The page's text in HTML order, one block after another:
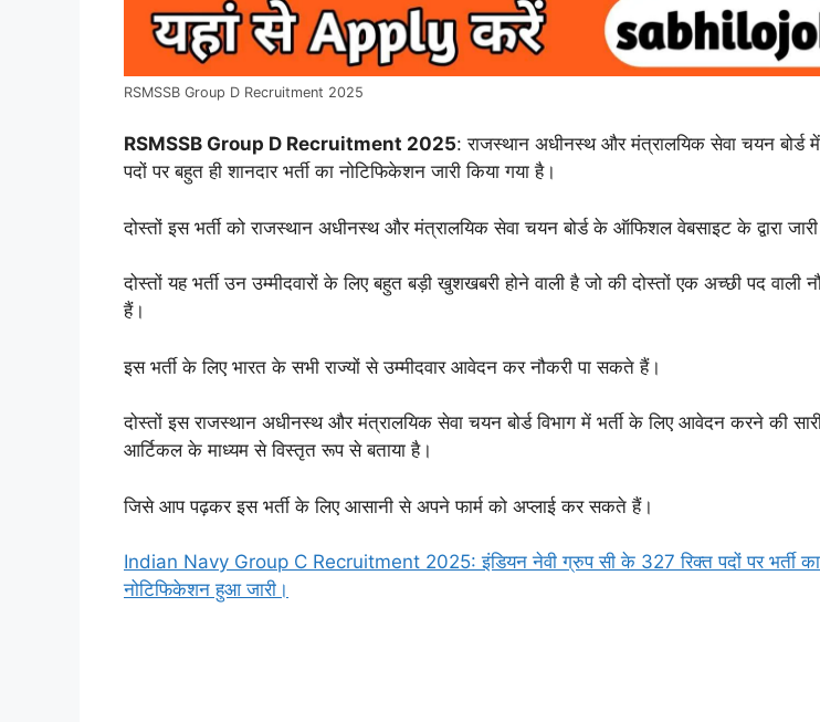
RSMSSB Group D Recruitment 2025
RSMSSB Group D Recruitment 2025: राजस्थान अधीनस्थ और मंत्रालयिक सेवा चयन बोर्ड
पदों पर बहुत ही शानदार भर्ती का नोटिफिकेशन जारी किया गया है।
दोस्तों इस भर्ती को राजस्थान अधीनस्थ और मंत्रालयिक सेवा चयन बोर्ड के ऑफिशल वेबसाइट के द्वारा जारी
दोस्तों यह भर्ती उन उम्मीदवारों के लिए बहुत बड़ी खुशखबरी होने वाली है जो की दोस्तों एक अच्छी पद वाली
हैं।
इस भर्ती के लिए भारत के सभी राज्यों से उम्मीदवार आवेदन कर नौकरी पा सकते हैं।
दोस्तों इस राजस्थान अधीनस्थ और मंत्रालयिक सेवा चयन बोर्ड विभाग में भर्ती के लिए आवेदन करने की
आर्टिकल के माध्यम से विस्तृत रूप से बताया है।
जिसे आप पढ़कर इस भर्ती के लिए आसानी से अपने फार्म को अप्लाई कर सकते हैं।
Indian Navy Group C Recruitment 2025: इंडियन नेवी ग्रुप सी के 327 रिक्त पदों पर भर्ती का
नोटिफिकेशन हुआ जारी।